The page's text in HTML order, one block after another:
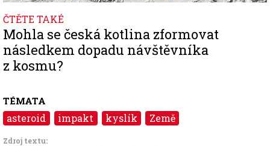
ČTĚTE TAKÉ
Mohla se česká kotlina zformovat
následkem dopadu návštěvníka
z kosmu?
TÉMATA
asteroid impakt kyslík Země
Zdroj textu: